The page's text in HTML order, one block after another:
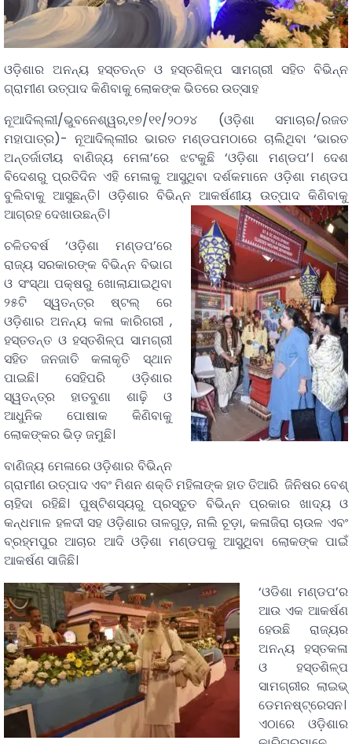
ଓଡ଼ିଶାର ଅନନ୍ୟ ହସ୍ତତନ୍ତ ଓ ହସ୍ତଶିଳ୍ପ ସାମଗ୍ରୀ ସହିତ ବିଭିନ୍ନ
ଗ୍ରାମୀଣ ଉତ୍ପାଦ କିଣିବାକୁ ଲୋକଙ୍କ ଭିତରେ ଉତ୍ସାହ
ନୂଆଦିଲ୍ଲୀ/ଭୁବନେଶ୍ୱର,୧୭/୧୧/୨୦୨୪ (ଓଡ଼ିଶା ସମାଚାର/ରଜତ
ମହାପାତ୍ର)- ନୂଆଦିଲ୍ଲୀର ଭାରତ ମଣ୍ଡପମଠାରେ ଚାଲିଥିବା ‘ଭାରତ
ଅନ୍ତର୍ଜାତୀୟ ବାଣିଜ୍ୟ ମେଳା’ରେ ଝଟକୁଛି ‘ଓଡ଼ିଶା ମଣ୍ଡପ’। ଦେଶ
ବିଦେଶରୁ ପ୍ରତିଦିନ ଏହି ମେଳାକୁ ଆସୁଥିବା ଦର୍ଶକମାନେ ଓଡ଼ିଶା ମଣ୍ଡପ
ବୁଲିବାକୁ ଆସୁଛନ୍ତି। ଓଡ଼ିଶାର ବିଭିନ୍ନ ଆକର୍ଷଣୀୟ ଉତ୍ପାଦ କିଣିବାକୁ
ଆଗ୍ରହ ଦେଖାଉଛନ୍ତି।
ଚଳିତବର୍ଷ ‘ଓଡ଼ିଶା ମଣ୍ଡପ’ରେ
ରାଜ୍ୟ ସରକାରଙ୍କ ବିଭିନ୍ନ ବିଭାଗ
ଓ ସଂସ୍ଥା ପକ୍ଷରୁ ଖୋଲାଯାଇଥିବା
୨୫ଟି ସ୍ୱତନ୍ତ୍ର ଷ୍ଟଲ୍ ରେ
ଓଡ଼ିଶାର ଅନନ୍ୟ କଳା କାରିଗରୀ ,
ହସ୍ତତନ୍ତ ଓ ହସ୍ତଶିଳ୍ପ ସାମଗ୍ରୀ
ସହିତ ଜନଜାତି କଳାକୃତି ସ୍ଥାନ
ପାଇଛି। ସେହିପରି ଓଡ଼ିଶାର
ସ୍ୱତନ୍ତ୍ର ହାତବୁଣା ଶାଢ଼ି ଓ
ଆଧୁନିକ ପୋଷାକ କିଣିବାକୁ
ଲୋକଙ୍କର ଭିଡ଼ ଜମୁଛି।
ବାଣିଜ୍ୟ ମେଳାରେ ଓଡ଼ିଶାର ବିଭିନ୍ନ
ଗ୍ରାମୀଣ ଉତ୍ପାଦ ଏବଂ ମିଶନ ଶକ୍ତି ମହିଳାଙ୍କ ହାତ ତିଆରି ଜିନିଷର ବେଶ୍
ଚାହିଦା ରହିଛି। ପୁଷ୍ଟିଶସ୍ୟରୁ ପ୍ରସ୍ତୁତ ବିଭିନ୍ନ ପ୍ରକାର ଖାଦ୍ୟ ଓ
କନ୍ଧମାଳ ହଳଦୀ ସହ ଓଡ଼ିଶାର ତାଳଗୁଡ଼, ନାଲି ଚୂଡ଼ା, କଳାଜିରା ଚାଉଳ ଏବଂ
ବ୍ରହ୍ମପୁର ଆଚାର ଆଦି ଓଡ଼ିଶା ମଣ୍ଡପକୁ ଆସୁଥିବା ଲୋକଙ୍କ ପାଇଁ
ଆକର୍ଷଣ ସାଜିଛି।
‘ଓଡିଶା ମଣ୍ଡପ’ର
ଆଉ ଏକ ଆକର୍ଷଣ
ହେଉଛି ରାଜ୍ୟର
ଅନନ୍ୟ ହସ୍ତକଳା
ଓ ହସ୍ତଶିଳ୍ପ
ସାମଗ୍ରୀର ଲାଇଭ୍
ଡେମନଷ୍ଟ୍ରେସନ।
ଏଠାରେ ଓଡ଼ିଶାର